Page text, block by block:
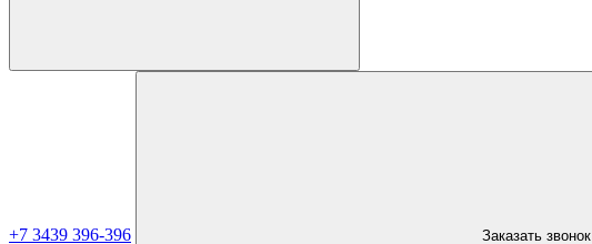
+7 3439 396-396 Заказать звонок